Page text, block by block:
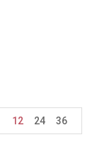
12 24 36